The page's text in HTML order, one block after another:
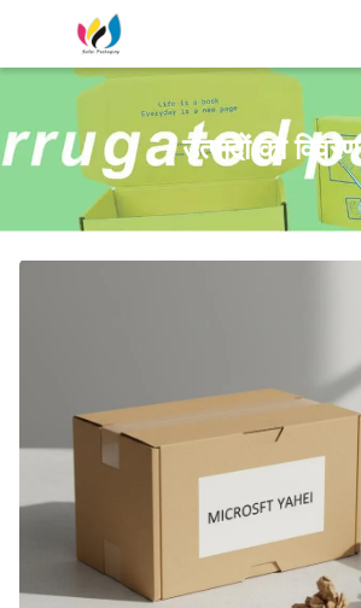
उत्पादों का विवरण